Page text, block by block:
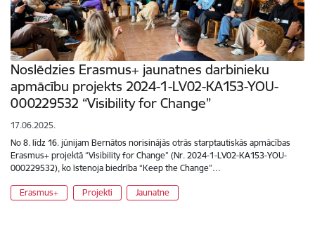
Noslēdzies Erasmus+ jaunatnes darbinieku
apmācību projekts 2024-1-LV02-KA153-YOU-
000229532 “Visibility for Change”
17.06.2025.
No 8. līdz 16. jūnijam Bernātos norisinājās otrās starptautiskās apmācības
Erasmus+ projektā “Visibility for Change” (Nr. 2024-1-LV02-KA153-YOU-
000229532), ko īstenoja biedrība “Keep the Change”…
Erasmus+ Projekti Jaunatne